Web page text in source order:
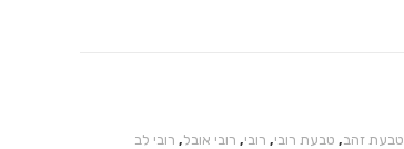
טבעת זהב, טבעת רובי, רובי, רובי אובל, רובי לב